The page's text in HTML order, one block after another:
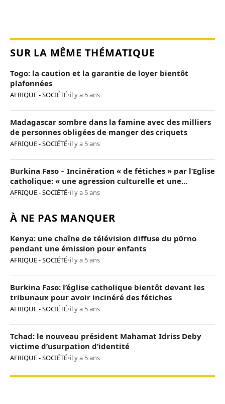
SUR LA MÊME THÉMATIQUE
Togo: la caution et la garantie de loyer bientôt
plafonnées
AFRIQUE - SOCIÉTÉ•il y a 5 ans
Madagascar sombre dans la famine avec des milliers
de personnes obligées de manger des criquets
AFRIQUE - SOCIÉTÉ•il y a 5 ans
Burkina Faso – Incinération « de fétiches » par l’Eglise
catholique: « une agression culturelle et une
provocation de trop »
AFRIQUE - SOCIÉTÉ•il y a 5 ans
À NE PAS MANQUER
Kenya: une chaîne de télévision diffuse du p0rno
pendant une émission pour enfants
AFRIQUE - SOCIÉTÉ•il y a 5 ans
Burkina Faso: l’église catholique bientôt devant les
tribunaux pour avoir incinéré des fétiches
AFRIQUE - SOCIÉTÉ•il y a 5 ans
Tchad: le nouveau président Mahamat Idriss Deby
victime d’usurpation d’identité
AFRIQUE - SOCIÉTÉ•il y a 5 ans